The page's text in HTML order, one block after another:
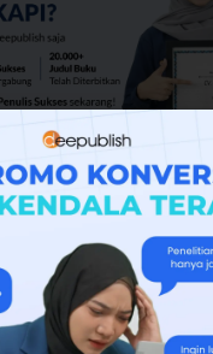
Singkatan
Gelar
A.Md.Kom.